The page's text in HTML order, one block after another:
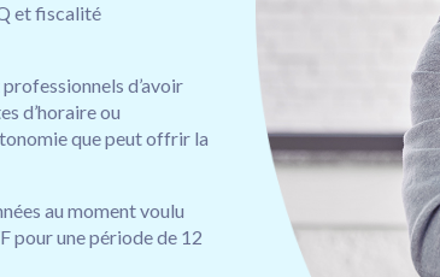
et fiscalité
d’avoir
d’horaire ou
que peut offrir la
au moment voulu
pour une période de 12